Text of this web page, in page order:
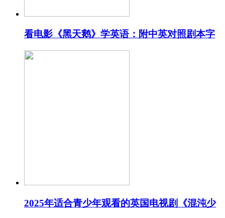
看电影《黑天鹅》学英语：附中英对照剧本字
2025年适合青少年观看的英国电视剧《混沌少